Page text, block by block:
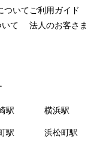
ついて
て
ご利用ガイド
法人のお客さま
駅 横浜駅
駅 浜松町駅